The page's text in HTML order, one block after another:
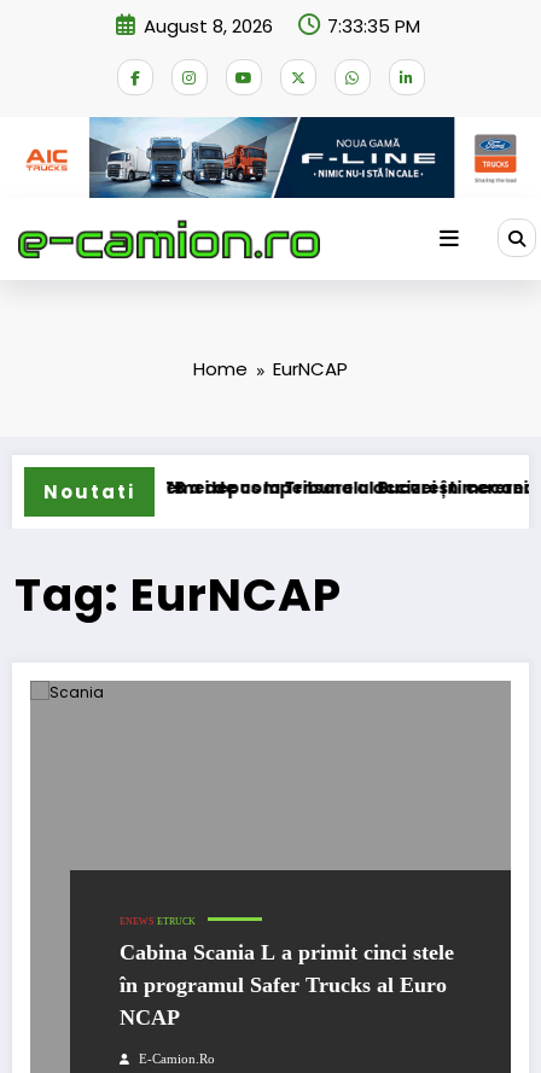
August 8, 2026 7:33:35 PM
Home EurNCAP
Noutati
schemei de compensare a accizei în mecanism
STB a depus la Tribunalul București cererea
Tag: EurNCAP
ENEWS ETRUCK
Cabina Scania L a primit cinci stele
în programul Safer Trucks al Euro
NCAP
E-Camion.ro